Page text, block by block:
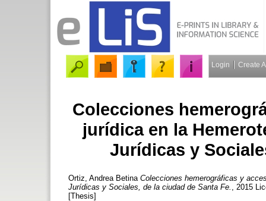
Login Create
Colecciones
jurídica en la
Jurídicas y
Ortiz, Andrea Betina Colecciones hemerográficas y
Jurídicas y Sociales, de la ciudad de Santa Fe.
, 2015
[Thesis]